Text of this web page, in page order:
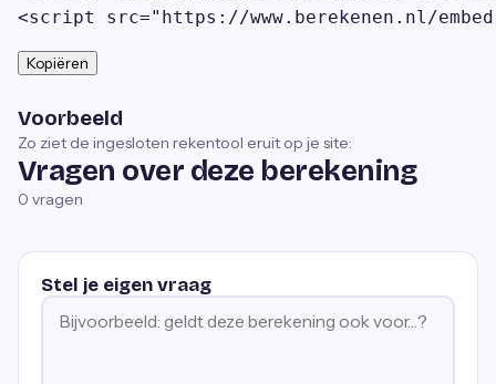
<script src="https://www.berekenen.nl/
Kopiëren
Voorbeeld
Zo ziet de ingesloten rekentool eruit op je site:
Vragen over deze berekening
0 vragen
Stel je eigen vraag